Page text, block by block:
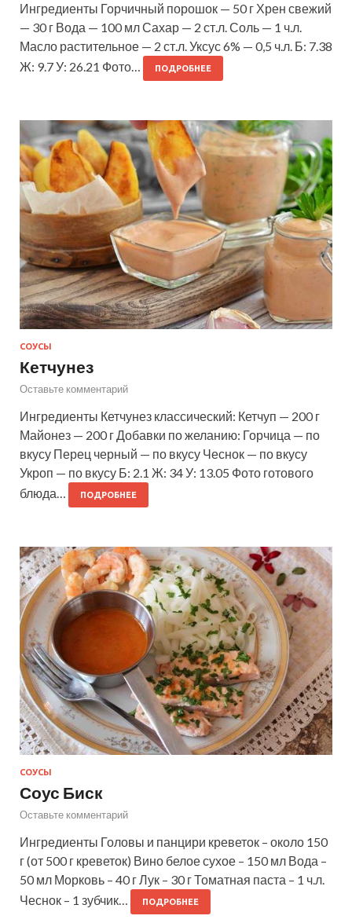
Ингредиенты Горчичный порошок — 50 г Хрен свежий
— 30 г Вода — 100 мл Сахар — 2 ст.л. Соль — 1 ч.л.
Масло растительное — 2 ст.л. Уксус 6% — 0,5 ч.л. Б: 7.38
Ж: 9.7 У: 26.21 Фото…
ПОДРОБНЕЕ
СОУСЫ
Кетчунез
Оставьте комментарий
Ингредиенты Кетчунез классический: Кетчуп — 200 г
Майонез — 200 г Добавки по желанию: Горчица — по
вкусу Перец черный — по вкусу Чеснок — по вкусу
Укроп — по вкусу Б: 2.1 Ж: 34 У: 13.05 Фото готового
блюда…
ПОДРОБНЕЕ
СОУСЫ
Соус Биск
Оставьте комментарий
Ингредиенты Головы и панцири креветок – около 150
г (от 500 г креветок) Вино белое сухое – 150 мл Вода –
50 мл Морковь – 40 г Лук – 30 г Томатная паста – 1 ч.л.
Чеснок – 1 зубчик…
ПОДРОБНЕЕ